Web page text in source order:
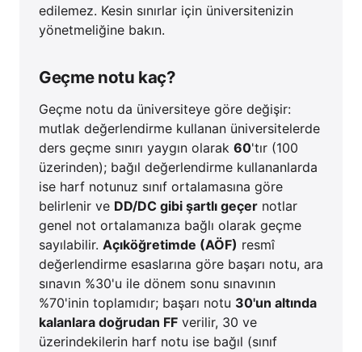
edilemez. Kesin sınırlar için üniversitenizin
yönetmeliğine bakın.
Geçme notu kaç?
Geçme notu da üniversiteye göre değişir:
mutlak değerlendirme kullanan üniversitelerde
ders geçme sınırı yaygın olarak 60'tır (100
üzerinden); bağıl değerlendirme kullananlarda
ise harf notunuz sınıf ortalamasına göre
belirlenir ve DD/DC gibi şartlı geçer notlar
genel not ortalamanıza bağlı olarak geçme
sayılabilir. Açıköğretimde (AÖF) resmî
değerlendirme esaslarına göre başarı notu, ara
sınavın %30'u ile dönem sonu sınavının
%70'inin toplamıdır; başarı notu 30'un altında
kalanlara doğrudan FF verilir, 30 ve
üzerindekilerin harf notu ise bağıl (sınıf